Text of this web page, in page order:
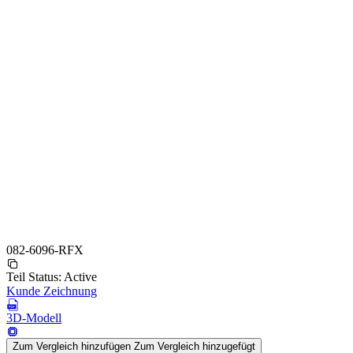
082-6096-RFX
Teil Status: Active
Kunde Zeichnung
3D-Modell
Zum Vergleich hinzufügen Zum Vergleich hinzugefügt